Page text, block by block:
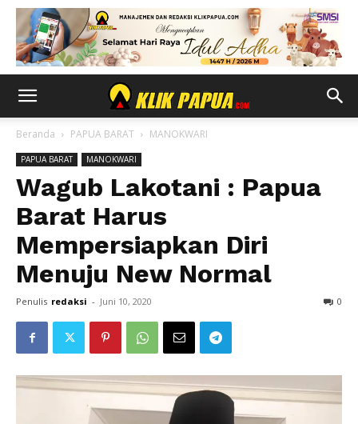
Beranda PAPUA BARAT MANOKWARI
PAPUA BARAT MANOKWARI
Wagub Lakotani : Papua
Barat Harus
Mempersiapkan Diri
Menuju New Normal
Penulis redaksi - Juni 10, 2020 0